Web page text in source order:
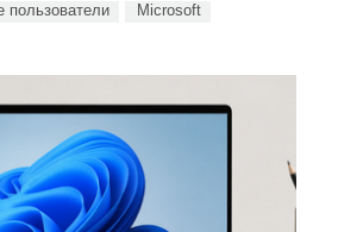
пользователи Microsoft